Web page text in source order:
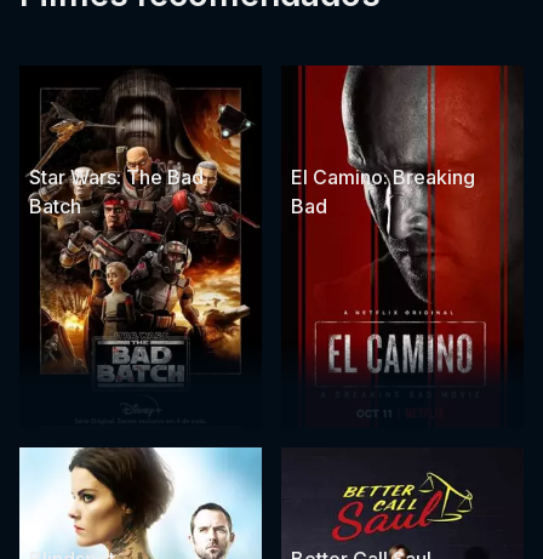
Star Wars: The Bad
Batch
El Camino: Breaking
Bad